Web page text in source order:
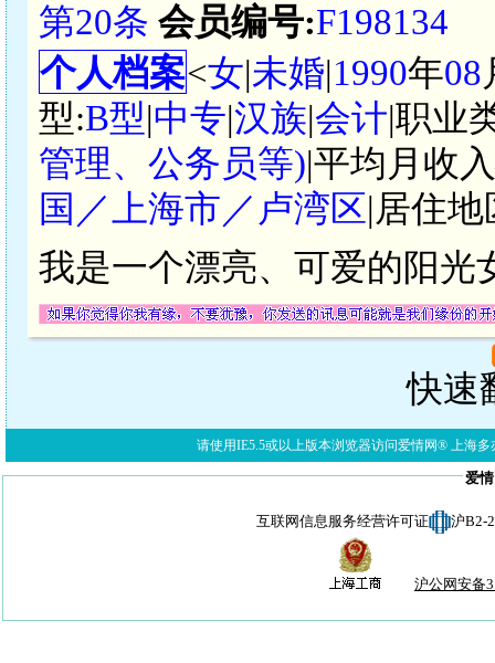
第20条 会员编号:F198134
个人档案<女|未婚|1990年08
型:B型|中专|汉族|会计|职业
管理、公务员等)|平均月收
国／上海市／卢湾区|居住地
我是一个漂亮、可爱的阳光
快速
请使用IE5.5或以上版本浏览器访问爱情网® 上海多
爱
互联网信息服务经营许可证 沪B2-
沪公网安备